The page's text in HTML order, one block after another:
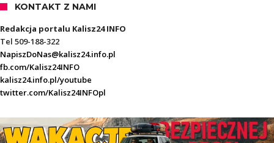
KONTAKT Z NAMI
Redakcja portalu Kalisz24 INFO
Tel 509-188-322
NapiszDoNas@kalisz24.info.pl
fb.com/Kalisz24INFO
kalisz24.info.pl/youtube
twitter.com/Kalisz24INFOpl